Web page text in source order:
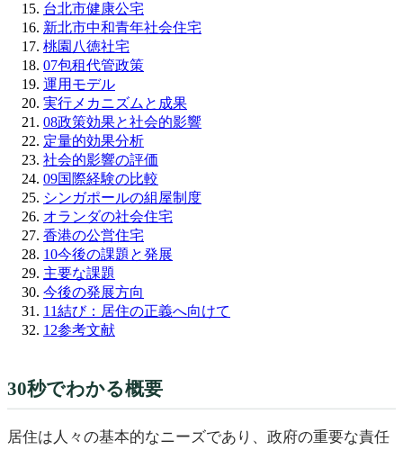
台北市健康公宅
新北市中和青年社会住宅
桃園八徳社宅
07包租代管政策
運用モデル
実行メカニズムと成果
08政策効果と社会的影響
定量的効果分析
社会的影響の評価
09国際経験の比較
シンガポールの組屋制度
オランダの社会住宅
香港の公営住宅
10今後の課題と発展
主要な課題
今後の発展方向
11結び：居住の正義へ向けて
12参考文献
30秒でわかる概要
居住は人々の基本的なニーズであり、政府の重要な責任